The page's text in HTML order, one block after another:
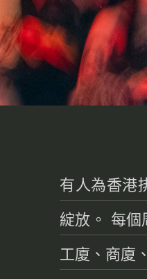
有人為香港
綻放。 每
工廈、商廈